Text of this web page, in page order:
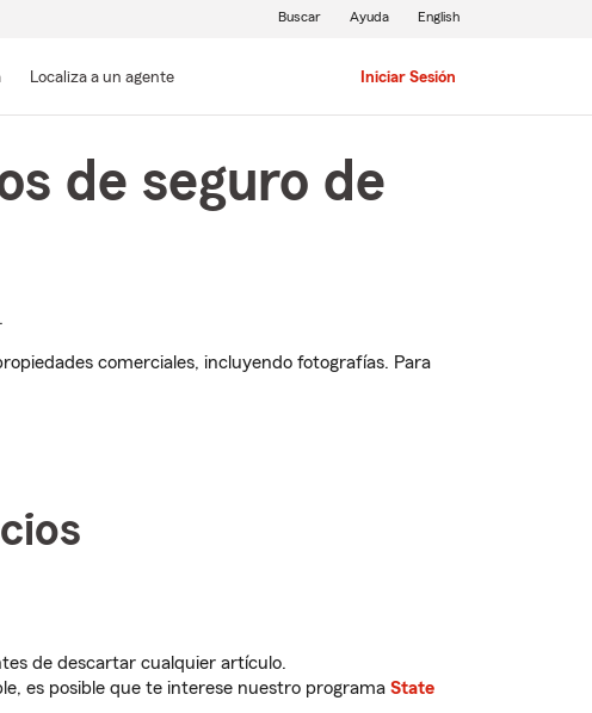
Localiza a un agente Iniciar Sesión
Buscar Ayuda English
de seguro de
comerciales, incluyendo fotografías. Para
de descartar cualquier artículo.
es posible que te interese nuestro programa State